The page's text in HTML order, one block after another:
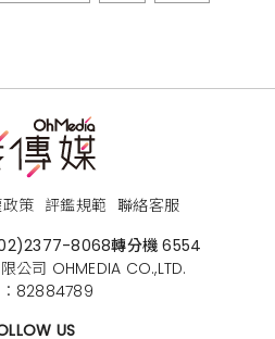
策 評鑑規範 聯絡客服
8068轉分機 6554
公司 OHMEDIA CO.,LTD.
82884789
US